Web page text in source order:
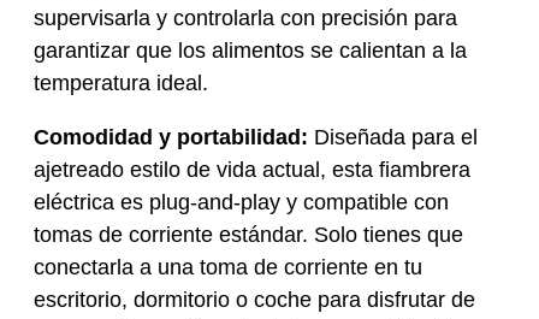
supervisarla y controlarla con precisión para
garantizar que los alimentos se calientan a la
temperatura ideal.
Comodidad y portabilidad: Diseñada para el
ajetreado estilo de vida actual, esta fiambrera
eléctrica es plug-and-play y compatible con
tomas de corriente estándar. Solo tienes que
conectarla a una toma de corriente en tu
escritorio, dormitorio o coche para disfrutar de